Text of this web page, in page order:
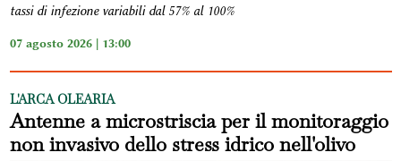
tassi di infezione variabili dal 57% al 100%
07 agosto 2026 | 13:00
L'ARCA OLEARIA
Antenne a microstriscia per il monitoraggio
non invasivo dello stress idrico nell'olivo